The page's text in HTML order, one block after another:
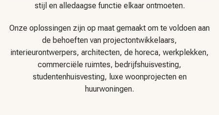
stijl en alledaagse functie elkaar ontmoeten.
Onze oplossingen zijn op maat gemaakt om te voldoen aan
de behoeften van projectontwikkelaars,
interieurontwerpers, architecten, de horeca, werkplekken,
commerciële ruimtes, bedrijfshuisvesting,
studentenhuisvesting, luxe woonprojecten en
huurwoningen.